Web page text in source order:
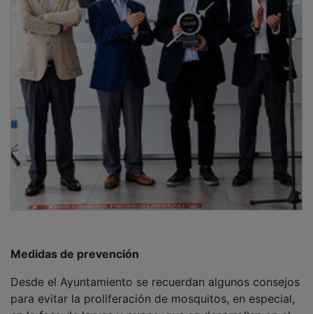
para evitar la proliferación de mosquitos, en especial,
en la fase de larvas y pupas, que se desarrollan en el